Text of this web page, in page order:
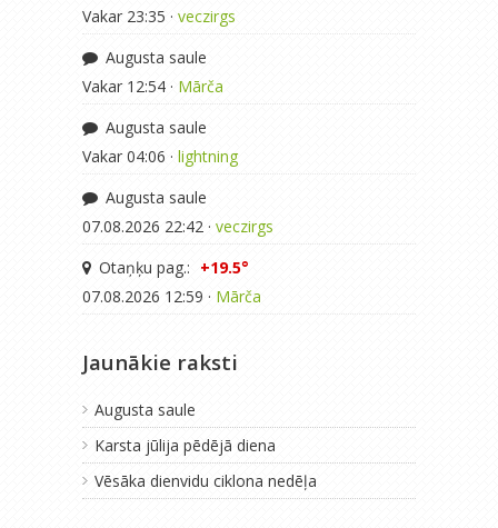
Vakar 23:35 · veczirgs
Augusta saule
Vakar 12:54 · Mārča
Augusta saule
Vakar 04:06 · lightning
Augusta saule
07.08.2026 22:42 · veczirgs
Otaņķu pag.: +19.5°
07.08.2026 12:59 · Mārča
Jaunākie raksti
Augusta saule
Karsta jūlija pēdējā diena
Vēsāka dienvidu ciklona nedēļa